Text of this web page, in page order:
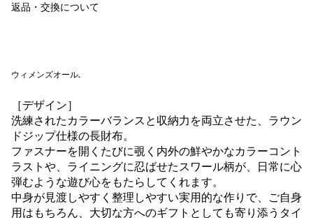
返品・交換について
ウィメンズオール.
［デザイン］
洗練されたカラーバランスと収納力を両立させた、ラウン
ドジップ仕様の長財布。
ファスナーを開くたびに覗く内外の鮮やかなカラーコント
ラストや、ライニングに忍ばせたスワール柄が、日常に心
弾むような遊び心をもたらしてくれます。
中身が見渡しやすく整理しやすい実用的な作りで、ご自身
用はもちろん、大切な方へのギフトとしても寄り添うタイ